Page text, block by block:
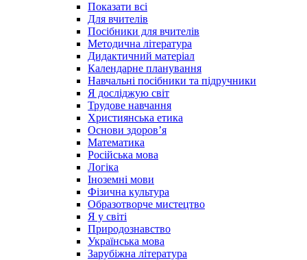
Показати всі
Для вчителів
Посібники для вчителів
Методична література
Дидактичний матеріал
Календарне планування
Навчальні посібники та підручники
Я досліджую світ
Трудове навчання
Християнська етика
Основи здоров’я
Математика
Російська мова
Логіка
Іноземні мови
Фізична культура
Образотворче мистецтво
Я у світі
Природознавство
Українська мова
Зарубіжна література